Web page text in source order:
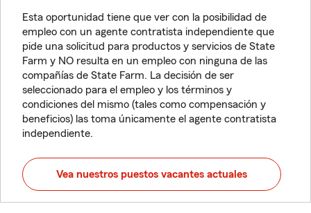
Esta oportunidad tiene que ver con la posibilidad de
empleo con un agente contratista independiente que
pide una solicitud para productos y servicios de State
Farm y NO resulta en un empleo con ninguna de las
compañías de State Farm. La decisión de ser
seleccionado para el empleo y los términos y
condiciones del mismo (tales como compensación y
beneficios) las toma únicamente el agente contratista
independiente.
Vea nuestros puestos vacantes actuales